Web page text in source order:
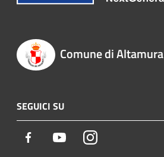
Comune di Altamura
SEGUICI SU
Facebook YoutubeInstagram